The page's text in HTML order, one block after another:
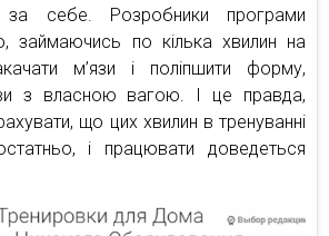
себе. Розробники програми
займаючись по кілька хвилин на
м’язи і поліпшити форму,
з власною вагою. І це правда,
що цих хвилин в тренуванні
і працювати доведеться